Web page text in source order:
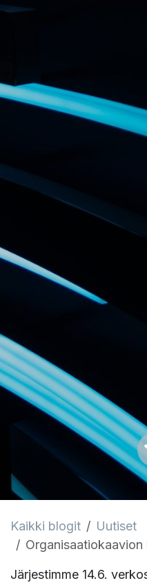
Kaikki blogit
Uutiset
Organisaatiokaavion
Järjestimme 14.6.